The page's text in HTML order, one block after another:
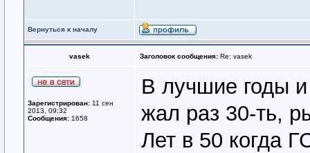
Вернуться к началу
vasek Заголовок сообщения: Re: vasek
Зарегистрирован: 11 сен
2013, 09:32
Сообщения: 1658
В лучшие годы и
жал раз 30-ть,
Лет в 50 когда